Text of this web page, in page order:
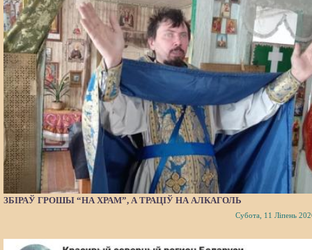
ЗБІРАЎ ГРОШЫ “НА ХРАМ”, А ТРАЦІЎ НА АЛКАГОЛЬ
Субота, 11 Ліпень